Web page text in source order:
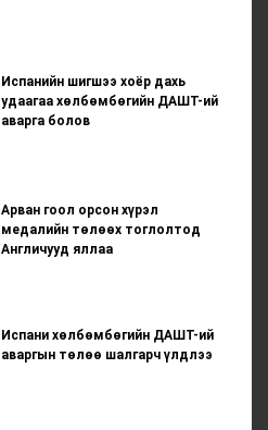
Испанийн шигшээ хоёр дахь
удаагаа хөлбөмбөгийн ДАШТ-ий
аварга болов
Арван гоол орсон хүрэл
медалийн төлөөх тоглолтод
Англичууд яллаа
Испани хөлбөмбөгийн ДАШТ-ий
аваргын төлөө шалгарч үлдлээ